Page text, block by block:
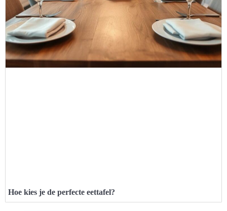
Hoe kies je de perfecte eettafel?